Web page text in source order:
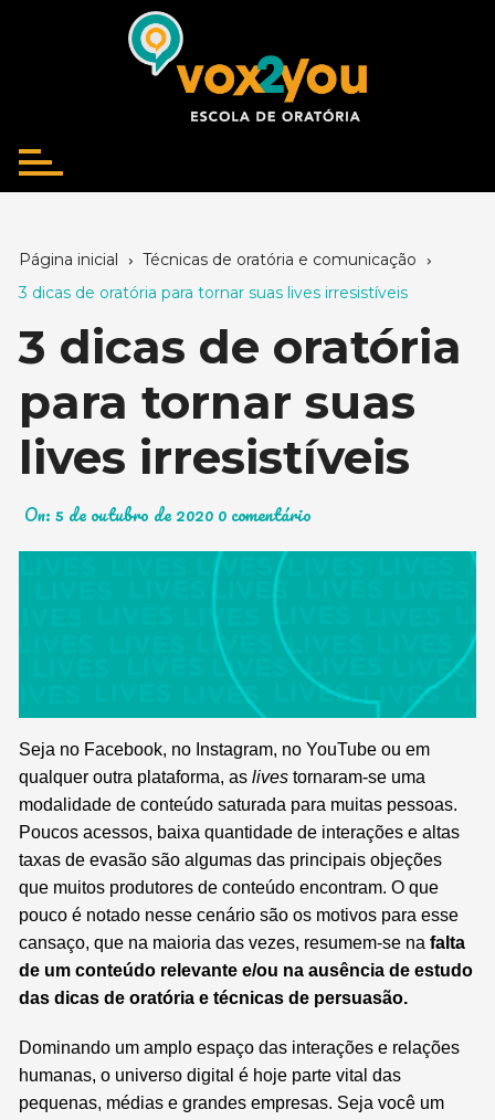
Página inicial
Técnicas de oratória e comunicação
3 dicas de oratória para tornar suas lives irresistíveis
3 dicas de oratória
para tornar suas
lives irresistíveis
On:5 de outubro de 20200 comentário
Seja no Facebook, no Instagram, no YouTube ou em
qualquer outra plataforma, as lives tornaram-se uma
modalidade de conteúdo saturada para muitas pessoas.
Poucos acessos, baixa quantidade de interações e altas
taxas de evasão são algumas das principais objeções
que muitos produtores de conteúdo encontram. O que
pouco é notado nesse cenário são os motivos para esse
cansaço, que na maioria das vezes, resumem-se na falta
de um conteúdo relevante e/ou na ausência de estudo
das dicas de oratória e técnicas de persuasão.
Dominando um amplo espaço das interações e relações
humanas, o universo digital é hoje parte vital das
pequenas, médias e grandes empresas. Seja você um